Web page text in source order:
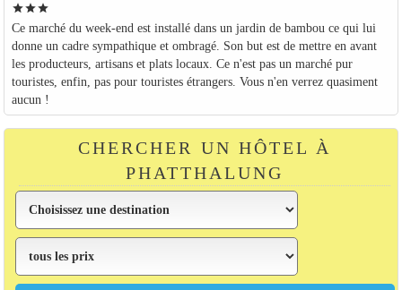
starstarstar
Ce marché du week-end est installé dans un jardin de bambou ce qui lui
donne un cadre sympathique et ombragé. Son but est de mettre en avant
les producteurs, artisans et plats locaux. Ce n'est pas un marché pur
touristes, enfin, pas pour touristes étrangers. Vous n'en verrez quasiment
aucun !
CHERCHER UN HÔTEL À
PHATTHALUNG